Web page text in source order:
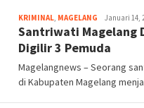
KRIMINAL, MAGELANG Januari 14,
Santriwati Magelang
Digilir 3 Pemuda
Magelangnews – Seorang
di Kabupaten Magelang